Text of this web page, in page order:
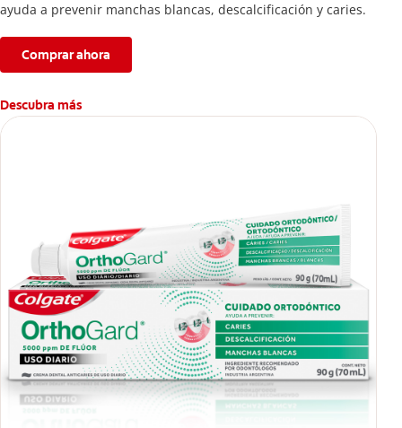
ayuda a prevenir manchas blancas, descalcificación y caries.
Comprar ahora
Descubra más